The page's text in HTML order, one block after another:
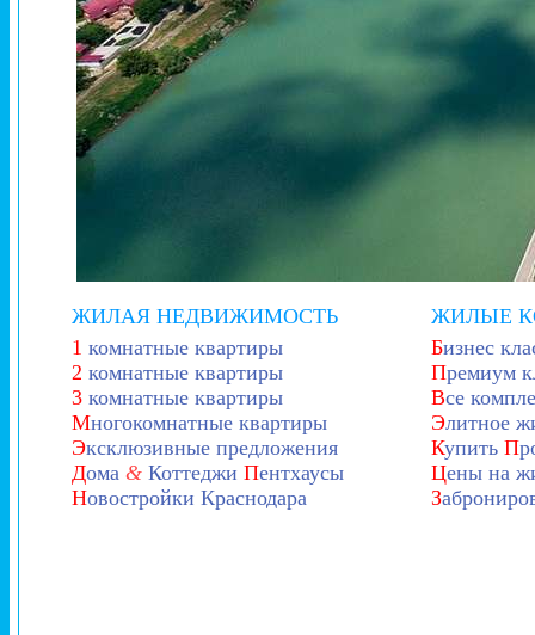
ЖИЛАЯ НЕДВИЖИМОСТЬ
1 комнатные квартиры
2 комнатные квартиры
3комнатные квартиры
Многокомнатные квартиры
Эксклюзивные предложения
Дома &Коттеджи Пентхаусы
Новостройки Краснодара
ЖИЛЫЕ
Бизнес
Премиум
Все
Элитное
Купить П
Цены на
З